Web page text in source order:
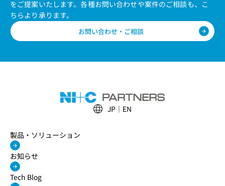
をご提案いたします。各種お問い合わせや案件のご相談も、こ
ちらより承ります。
お問い合わせ・ご相談
JP EN
製品・ソリューション
お知らせ
Tech Blog